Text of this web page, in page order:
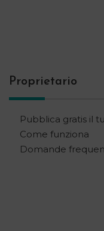
Proprietario
Pubblica gratis il
Come funziona
Domande